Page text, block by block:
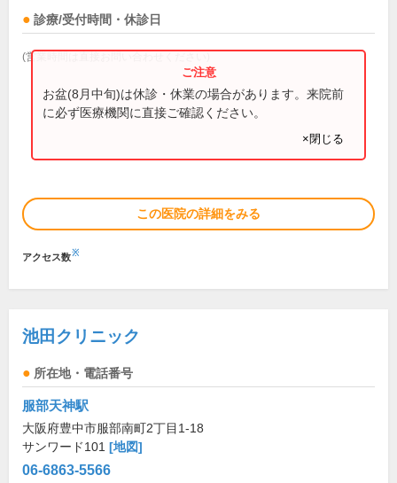
診療/受付時間・休診日
(営業時間は直接お問い合わせください)
お盆(8月中旬)は休診・休業の場合があります。来院前
に必ず医療機関に直接ご確認ください。
×閉じる
この医院の詳細をみる
アクセス数※
池田クリニック
所在地・電話番号
服部天神駅
大阪府豊中市服部南町2丁目1-18
サンワード101 [地図]
06-6863-5566